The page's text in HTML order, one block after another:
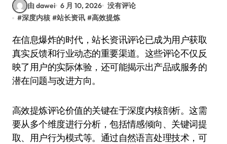
由 dawei 6 月 10, 2026 没有评论
#深度内核 #站长资讯 #高效提炼
在信息爆炸的时代，站长资讯评论已成为用户获取
真实反馈和行业动态的重要渠道。这些评论不仅反
映了用户的实际体验，还可能揭示出产品或服务的
潜在问题与改进方向。
高效提炼评论价值的关键在于深度内核剖析。这需
要从多个维度进行分析，包括情感倾向、关键词提
取、用户行为模式等。通过自然语言处理技术，可